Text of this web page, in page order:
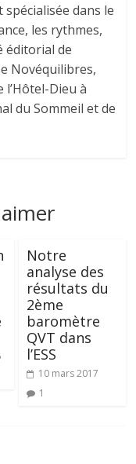
spécialisée dans le
les rythmes,
éditorial de
Novéquilibres,
l’Hôtel-Dieu à
du Sommeil et de
Notre
analyse des
résultats du
2ème
baromètre
QVT dans
l’ESS
10 mars 2017
1